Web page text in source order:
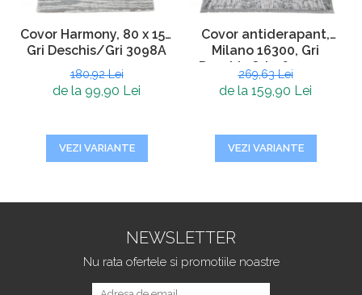
Covor Harmony, 80 x 150
Gri Deschis/Gri 3098A
180,92 Lei
de la 99,90 Lei
VEZI VARIANTE
Covor antiderapant,
Milano 16300, Gri
Deschis Gri, 160 x 230
cm, Grosime 4 mm
269,63 Lei
de la 159,90 Lei
VEZI VARIANTE
NEWSLETTER
Nu rata ofertele si promotiile noastre